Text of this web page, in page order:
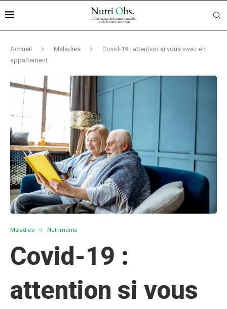
Accueil Maladies
Covid-19 : attention si vous vivez en
appartement
Maladies Nutriments
Covid-19 :
attention si vous